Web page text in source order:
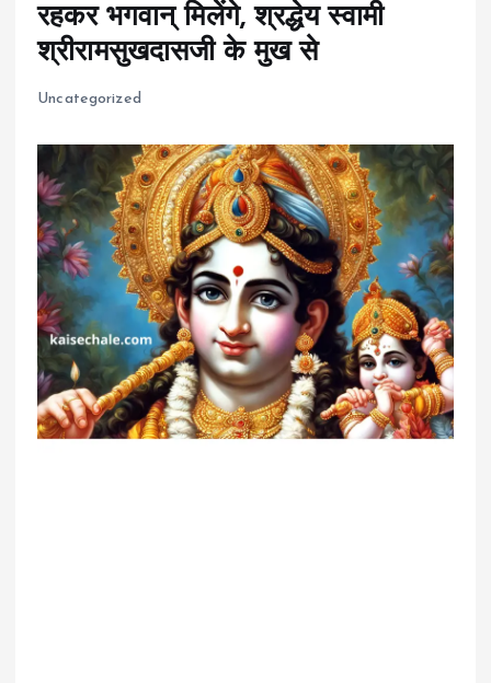
रहकर भगवान् मिलेंगे, श्रद्धेय स्वामी
श्रीरामसुखदासजी के मुख से
Uncategorized